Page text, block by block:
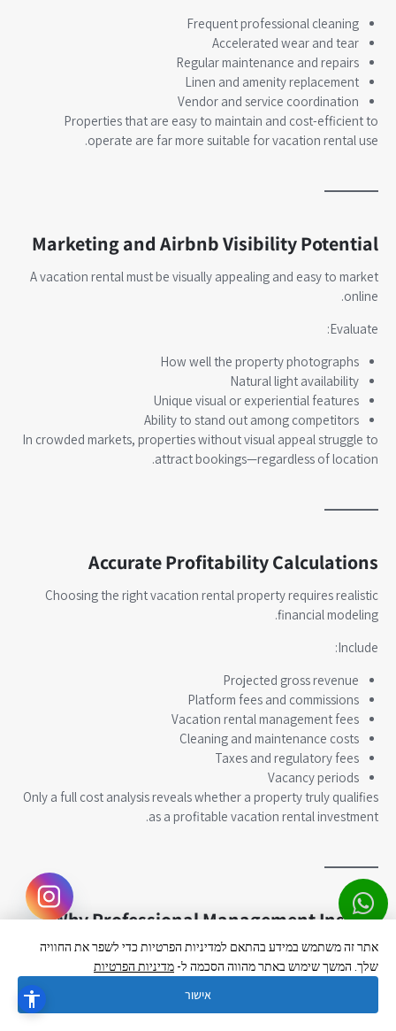
Frequent professional cleaning
Accelerated wear and tear
Regular maintenance and repairs
Linen and amenity replacement
Vendor and service coordination
Properties that are easy to maintain and cost-efficient to
operate are far more suitable for vacation rental use.
Marketing and Airbnb Visibility Potential
A vacation rental must be visually appealing and easy to market
online.
Evaluate:
How well the property photographs
Natural light availability
Unique visual or experiential features
Ability to stand out among competitors
In crowded markets, properties without visual appeal struggle to
attract bookings—regardless of location.
Accurate Profitability Calculations
Choosing the right vacation rental property requires realistic
financial modeling.
Include:
Projected gross revenue
Platform fees and commissions
Vacation rental management fees
Cleaning and maintenance costs
Taxes and regulatory fees
Vacancy periods
Only a full cost analysis reveals whether a property truly qualifies
as a profitable vacation rental investment.
Why Professional Management Insight
Matters at the Selection Stage
Experiencedvacation rental management companiesand
Airbnb management professionals
performing properties before purchase.
אתר זה משתמש במידע בהתאם למדיניות הפרטיות כדי לשפר את החוויה
שלך. המשך שימוש באתר מהווה הסכמה ל- מדיניות הפרטיות
אישור